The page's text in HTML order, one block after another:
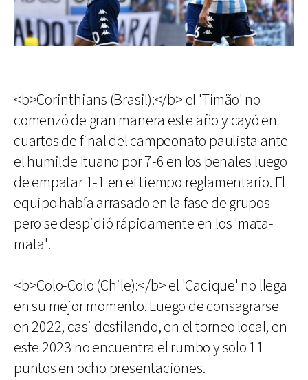
<b>Corinthians (Brasil):</b> el 'Timão' no
comenzó de gran manera este año y cayó en
cuartos de final del campeonato paulista ante
el humilde Ituano por 7-6 en los penales luego
de empatar 1-1 en el tiempo reglamentario. El
equipo había arrasado en la fase de grupos
pero se despidió rápidamente en los 'mata-
mata'.
<b>Colo-Colo (Chile):</b> el 'Cacique' no llega
en su mejor momento. Luego de consagrarse
en 2022, casi desfilando, en el torneo local, en
este 2023 no encuentra el rumbo y solo 11
puntos en ocho presentaciones.